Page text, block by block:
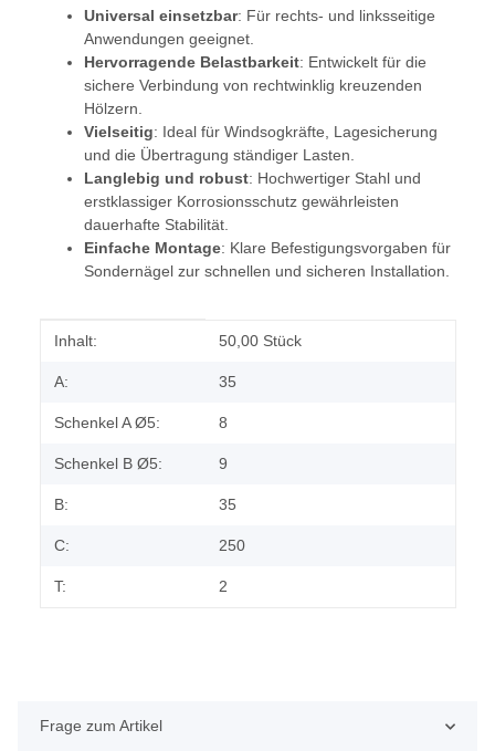
Universal einsetzbar: Für rechts- und linksseitige
Anwendungen geeignet.
Hervorragende Belastbarkeit: Entwickelt für die
sichere Verbindung von rechtwinklig kreuzenden
Hölzern.
Vielseitig: Ideal für Windsogkräfte, Lagesicherung
und die Übertragung ständiger Lasten.
Langlebig und robust: Hochwertiger Stahl und
erstklassiger Korrosionsschutz gewährleisten
dauerhafte Stabilität.
Einfache Montage: Klare Befestigungsvorgaben für
Sondernägel zur schnellen und sicheren Installation.
Produkteigenschaft
Wert
Inhalt: 50,00 Stück
A: 35
Schenkel A Ø5: 8
Schenkel B Ø5: 9
B: 35
C: 250
T: 2
Frage zum Artikel